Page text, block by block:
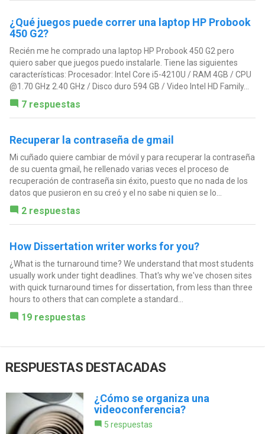
¿Qué juegos puede correr una laptop HP Probook
450 G2?
Recién me he comprado una laptop HP Probook 450 G2 pero
quiero saber que juegos puedo instalarle. Tiene las siguientes
características: Procesador: Intel Core i5-4210U / RAM 4GB / CPU
@1.70 GHz 2.40 GHz / Disco duro 594 GB / Video Intel HD Family...
7 respuestas
Recuperar la contraseña de gmail
Mi cuñado quiere cambiar de móvil y para recuperar la contraseña
de su cuenta gmail, he rellenado varias veces el proceso de
recuperación de contraseña sin éxito, puesto que no nada de los
datos que pusieron en su creó y el no sabe ni quien se lo...
2 respuestas
How Dissertation writer works for you?
¿What is the turnaround time? We understand that most students
usually work under tight deadlines. That's why we've chosen sites
with quick turnaround times for dissertation, from less than three
hours to others that can complete a standard...
19 respuestas
RESPUESTAS DESTACADAS
¿Cómo se organiza una
videoconferencia?
5 respuestas